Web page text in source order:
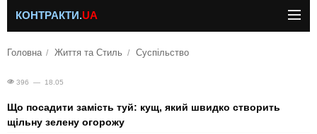
КОНТРАКТИ.UA
Головна Життя та Стиль Суспільство
396 — 18.05
Що посадити замість туй: кущ, який швидко створить
щільну зелену огорожу